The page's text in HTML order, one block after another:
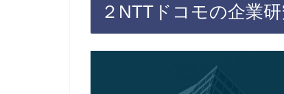
２NTTドコモの企業